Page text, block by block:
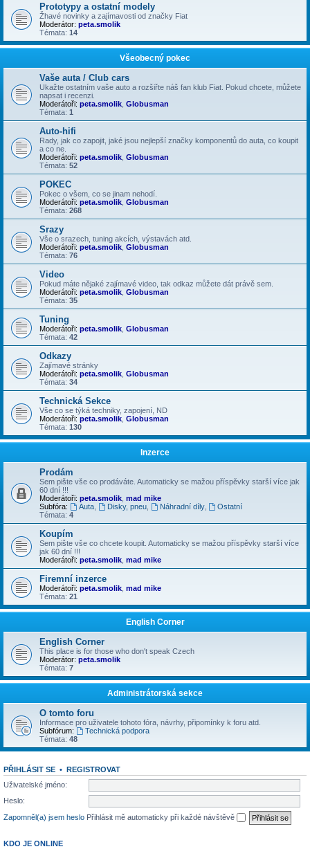
Prototypy a ostatní modely
Žhavé novinky a zajímavosti od značky Fiat
Moderátor: peta.smolik
Témata: 14
Všeobecný pokec
Vaše auta / Club cars
Ukažte ostatním vaše auto a rozšiřte náš fan klub Fiat. Pokud chcete, můžete
napsat i recenzi.
Moderátoři: peta.smolik Globusman
Témata: 1
Auto-hifi
Rady, jak co zapojit, jaké jsou nejlepší značky komponentů do auta, co koupit
a co ne.
Moderátoři: peta.smolik Globusman
Témata: 52
POKEC
Pokec o všem, co se jinam nehodí.
Moderátoři: peta.smolik Globusman
Témata: 268
Srazy
Vše o srazech, tuning akcích, výstavách atd.
Moderátoři: peta.smolik Globusman
Témata: 76
Video
Pokud máte nějaké zajímavé video, tak odkaz můžete dát právě sem.
Moderátoři: peta.smolik Globusman
Témata: 35
Tuning
Moderátoři: peta.smolik Globusman
Témata: 42
Odkazy
Zajímavé stránky
Moderátoři: peta.smolik Globusman
Témata: 34
Technická Sekce
Vše co se týká techniky, zapojení, ND
Moderátoři: peta.smolik Globusman
Témata: 130
Inzerce
Prodám
Sem pište vše co prodáváte. Automaticky se mažou příspěvky starší více jak
60 dní !!!
Moderátoři: peta.smolik mad mike
Subfóra:
Auta, Disky, pneu, Náhradní díly,
Ostatní
Témata: 4
Koupím
Sem pište vše co chcete koupit. Automaticky se mažou příspěvky starší více
jak 60 dní !!!
Moderátoři: peta.smolik mad mike
Firemní inzerce
Moderátoři: peta.smolik mad mike
Témata: 21
English Corner
English Corner
This place is for those who don't speak Czech
Moderátor: peta.smolik
Témata: 7
Administrátorská sekce
O tomto foru
Informace pro uživatele tohoto fóra, návrhy, připomínky k foru atd.
Subfórum:
Technická podpora
Témata: 48
PŘIHLÁSIT SE • REGISTROVAT
Uživatelské jméno:
Heslo:
Zapomněl(a) jsem heslo Přihlásit mě automaticky při každé návštěvě
KDO JE ONLINE